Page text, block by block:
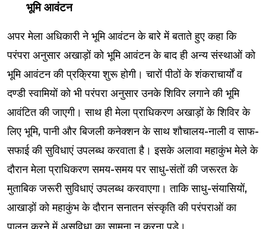
भूमि आवंटन
अपर मेला अधिकारी ने भूमि आवंटन के बारे में बताते हुए कहा कि
परंपरा अनुसार अखाड़ों को भूमि आवंटन के बाद ही अन्य संस्थाओं को
भूमि आवंटन की प्रक्रिया शुरू होगी। चारों पीठों के शंकराचार्यों व
दण्डी स्वामियों को भी परंपरा अनुसार उनके शिविर लगाने की भूमि
आवंटित की जाएगी। साथ ही मेला प्राधिकरण अखाड़ों के शिविर के
लिए भूमि, पानी और बिजली कनेक्शन के साथ शौचालय-नाली व साफ-
सफाई की सुविधाएं उपलब्ध करवाता है। इसके अलावा महाकुंभ मेले के
दौरान मेला प्राधिकरण समय-समय पर साधु-संतों की जरूरत के
मुताबिक जरूरी सुविधाएं उपलब्ध करवाएगा। ताकि साधु-संयासियों,
आखाड़ों को महाकुंभ के दौरान सनातन संस्कृति की परंपराओं का